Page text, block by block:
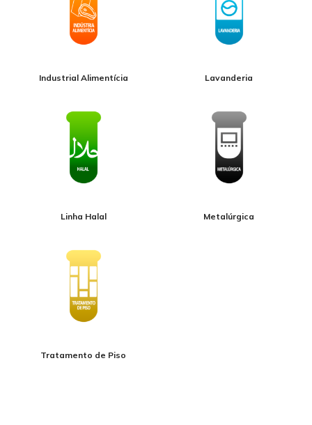
Industrial Alimentícia Lavanderia
Linha Halal Metalúrgica
Tratamento de Piso